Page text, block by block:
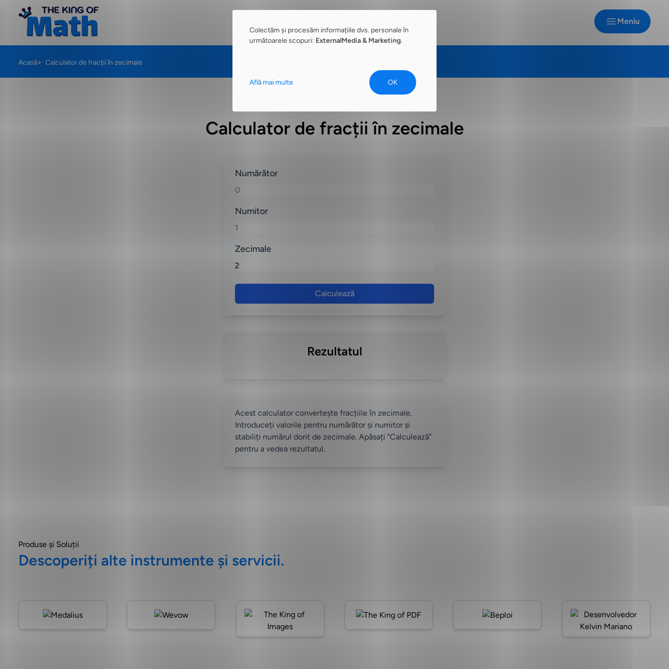
Meniu
Acasă Calculator de fracții în zecimale
Calculator de fracții în zecimale
Numărător
Numitor
Zecimale
Calculează
Rezultatul
Acest calculator convertește fracțiile în zecimale.
Introduceți valorile pentru numărător și numitor și
stabiliți numărul dorit de zecimale. Apăsați "Calculează"
pentru a vedea rezultatul.
Produse și Soluții
Descoperiți alte instrumente și servicii.
Colectăm și procesăm informațiile dvs. personale în
următoarele scopuri: ExternalMedia & Marketing.
Află mai multe OK